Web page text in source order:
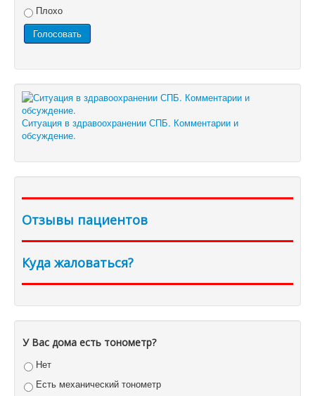
Плохо
Ситуация в здравоохранении СПБ. Комментарии и
обсуждение.
Отзывы пациентов
Куда жаловаться?
У Вас дома есть тонометр?
Нет
Есть механический тонометр